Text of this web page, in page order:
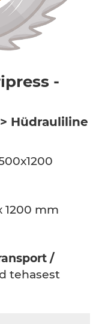
-
Hüdrauliline
1200 mm
/
tehasest